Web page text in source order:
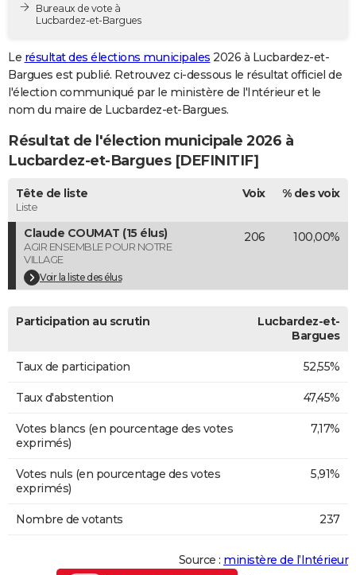
Destinations
City break
Voyage nature
Voyage de noces
Forum
PHOTO
GUIDES D'ACHAT
BONS PLANS
CARTE DE VOEUX
Carte de Noël
Carte Bonne année
Carte Saint-Valentin
Carte Pâques
Carte d'anniversaire
DICTIONNAIRE
COPAINS D'AVANT
S'inscrire
Se connecter
Lycées
Collèges
Primaires
Universités
Entreprises
Service militaire
Avis de recherche
AVIS DE DÉCÈS
FORUM
Bureaux de vote à
Lucbardez-et-Bargues
Le résultat des élections municipales 2026 à Lucbardez-et-
Bargues est publié. Retrouvez ci-dessous le résultat officiel de
l'élection communiqué par le ministère de l'Intérieur et le
nom du maire de Lucbardez-et-Bargues.
Résultat de l'élection municipale 2026 à
Lucbardez-et-Bargues [DEFINITIF]
Tête de liste
Liste
Voix % des voix
Claude COUMAT (15 élus)
AGIR ENSEMBLE POUR NOTRE
VILLAGE
Voir la liste des élus
206 100,00%
Participation au scrutin
Lucbardez-et-
Bargues
Taux de participation 52,55%
Taux d'abstention 47,45%
Votes blancs (en pourcentage des votes
exprimés)
7,17%
Votes nuls (en pourcentage des votes
exprimés)
5,91%
Nombre de votants 237
Source : ministère de l’Intérieur